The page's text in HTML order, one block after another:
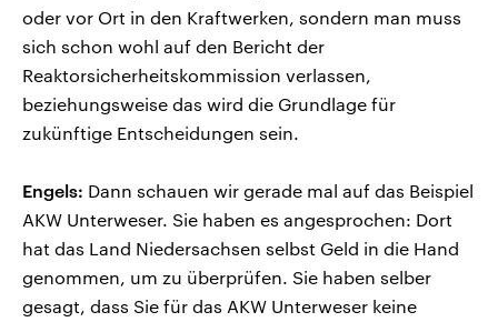
oder vor Ort in den Kraftwerken, sondern man muss
sich schon wohl auf den Bericht der
Reaktorsicherheitskommission verlassen,
beziehungsweise das wird die Grundlage für
zukünftige Entscheidungen sein.
Engels: Dann schauen wir gerade mal auf das Beispiel
AKW Unterweser. Sie haben es angesprochen: Dort
hat das Land Niedersachsen selbst Geld in die Hand
genommen, um zu überprüfen. Sie haben selber
gesagt, dass Sie für das AKW Unterweser keine